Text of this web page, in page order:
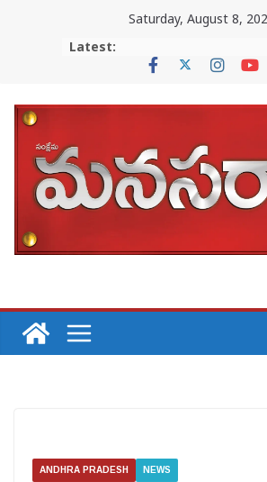
Saturday, August 8,
Latest:
ANDHRA PRADESH NEWS